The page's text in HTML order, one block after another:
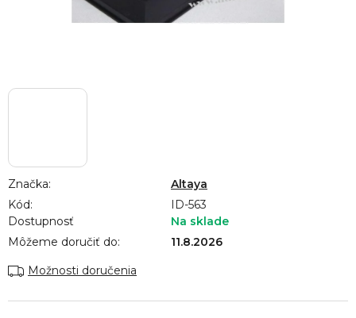
Dostupnosť
Na sklade
Môžeme doručiť do:
11.8.2026
Možnosti doručenia
Značka:
Altaya
Kód:
ID-563